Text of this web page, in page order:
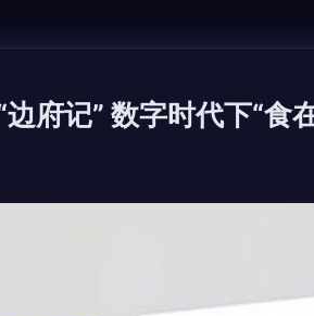
府记” 数字时代下“食